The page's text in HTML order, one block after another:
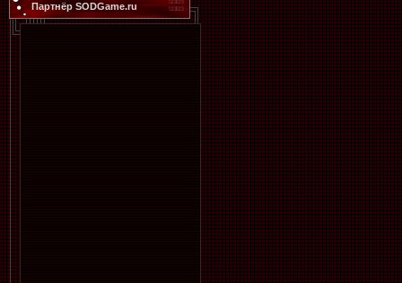
Партнёр SODGame.ru